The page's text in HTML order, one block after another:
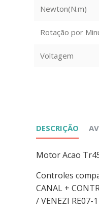
Newton(N.m)
Rotação por
Voltagem
DESCRIÇÃO
Motor Acao
Controles
CANAL +
/ VENEZI RE07-